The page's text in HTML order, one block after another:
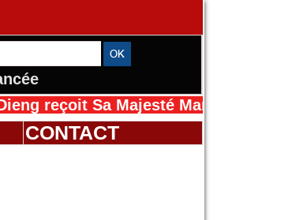
Sa Majesté Mansah Cissé au
CONTACT